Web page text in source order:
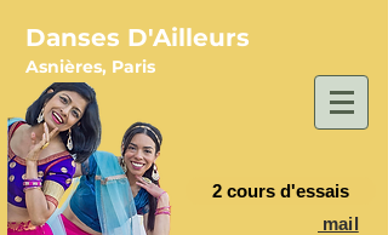
Danses D'Ailleurs
Asnières, Paris
2 cours d'essais
mail